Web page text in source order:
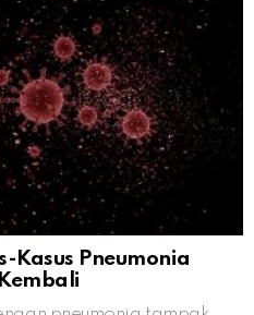
Kasus Pneumonia